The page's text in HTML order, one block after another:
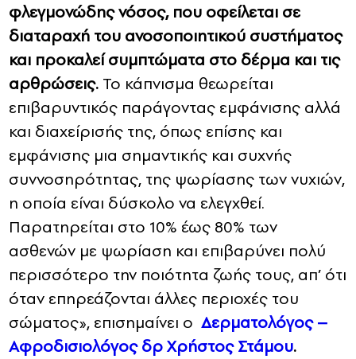
φλεγμονώδης νόσος, που οφείλεται σε
διαταραχή του ανοσοποιητικού συστήματος
και προκαλεί συμπτώματα στο δέρμα και τις
αρθρώσεις. Το κάπνισμα θεωρείται
επιβαρυντικός παράγοντας εμφάνισης αλλά
και διαχείρισής της, όπως επίσης και
εμφάνισης μια σημαντικής και συχνής
συννοσηρότητας, της ψωρίασης των νυχιών,
η οποία είναι δύσκολο να ελεγχθεί.
Παρατηρείται στο 10% έως 80% των
ασθενών με ψωρίαση και επιβαρύνει πολύ
περισσότερο την ποιότητα ζωής τους, απ’ ότι
όταν επηρεάζονται άλλες περιοχές του
σώματος», επισημαίνει ο Δερματολόγος –
Αφροδισιολόγος δρ Χρήστος Στάμου.